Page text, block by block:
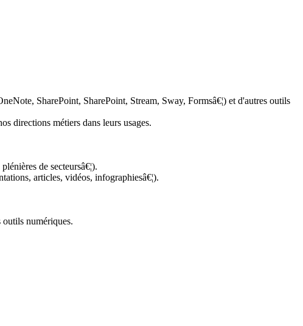
SharePoint, SharePoint, Stream, Sway, Formsâ€¦) et d'autres outils
directions métiers dans leurs usages.
de secteursâ€¦).
articles, vidéos, infographiesâ€¦).
numériques.